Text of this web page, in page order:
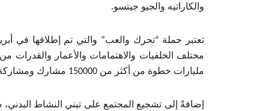
والكاراتيه والجيو جيتسو.
تعتبر حملة “تحرك والعب” والتي تم إطلاقها في
مليارات خطوة من أكثر من 150000 مشارك ومشاركة في جميع أنحاء المملكة
إضافةً إلى تشجيع المجتمع على تبني النشاط